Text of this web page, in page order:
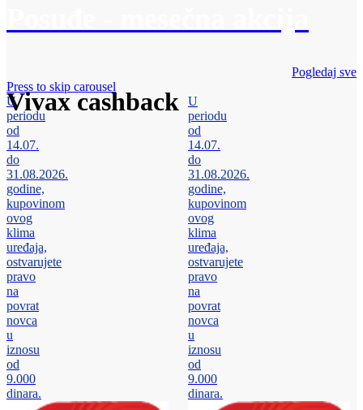
Vivax cashback
Pogledaj sve
Press to skip carousel
U
periodu
od
14.07.
do
31.08.2026.
godine,
kupovinom
ovog
klima
uređaja,
ostvarujete
pravo
na
povrat
novca
u
iznosu
od
9.000
dinara.
U
periodu
od
14.07.
do
31.08.2026.
godine,
kupovinom
ovog
klima
uređaja,
ostvarujete
pravo
na
povrat
novca
u
iznosu
od
9.000
dinara.